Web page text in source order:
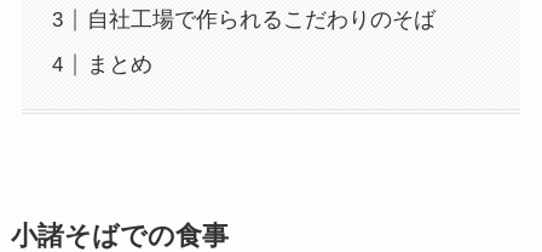
自社工場で作られるこだわりのそば
まとめ
小諸そばでの食事